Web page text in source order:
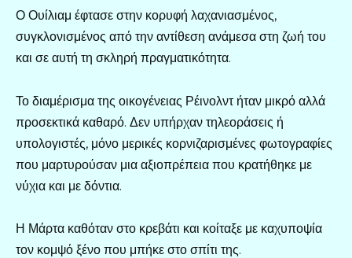
Ο Ουίλιαμ έφτασε στην κορυφή λαχανιασμένος,
συγκλονισμένος από την αντίθεση ανάμεσα στη ζωή του
και σε αυτή τη σκληρή πραγματικότητα.
Το διαμέρισμα της οικογένειας Ρέινολντ ήταν μικρό αλλά
προσεκτικά καθαρό. Δεν υπήρχαν τηλεοράσεις ή
υπολογιστές, μόνο μερικές κορνιζαρισμένες φωτογραφίες
που μαρτυρούσαν μια αξιοπρέπεια που κρατήθηκε με
νύχια και με δόντια.
Η Μάρτα καθόταν στο κρεβάτι και κοίταξε με καχυποψία
τον κομψό ξένο που μπήκε στο σπίτι της.